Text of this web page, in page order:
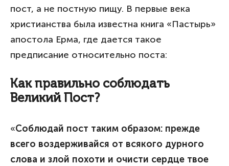
пост, а не постную пищу. В первые века
христианства была известна книга «Пастырь»
апостола Ерма, где дается такое
предписание относительно поста:
Как правильно соблюдать
Великий Пост?
«Соблюдай пост таким образом: прежде
всего воздерживайся от всякого дурного
слова и злой похоти и очисти сердце твое